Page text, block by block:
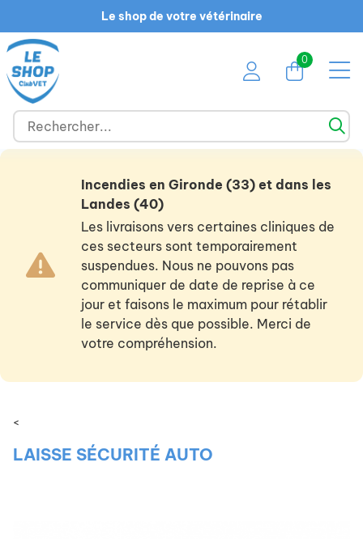
Le shop de votre vétérinaire
0
Incendies en Gironde (33) et dans les
Landes (40)
Les livraisons vers certaines cliniques de
ces secteurs sont temporairement
suspendues. Nous ne pouvons pas
communiquer de date de reprise à ce
jour et faisons le maximum pour rétablir
le service dès que possible. Merci de
votre compréhension.
<
LAISSE SÉCURITÉ AUTO